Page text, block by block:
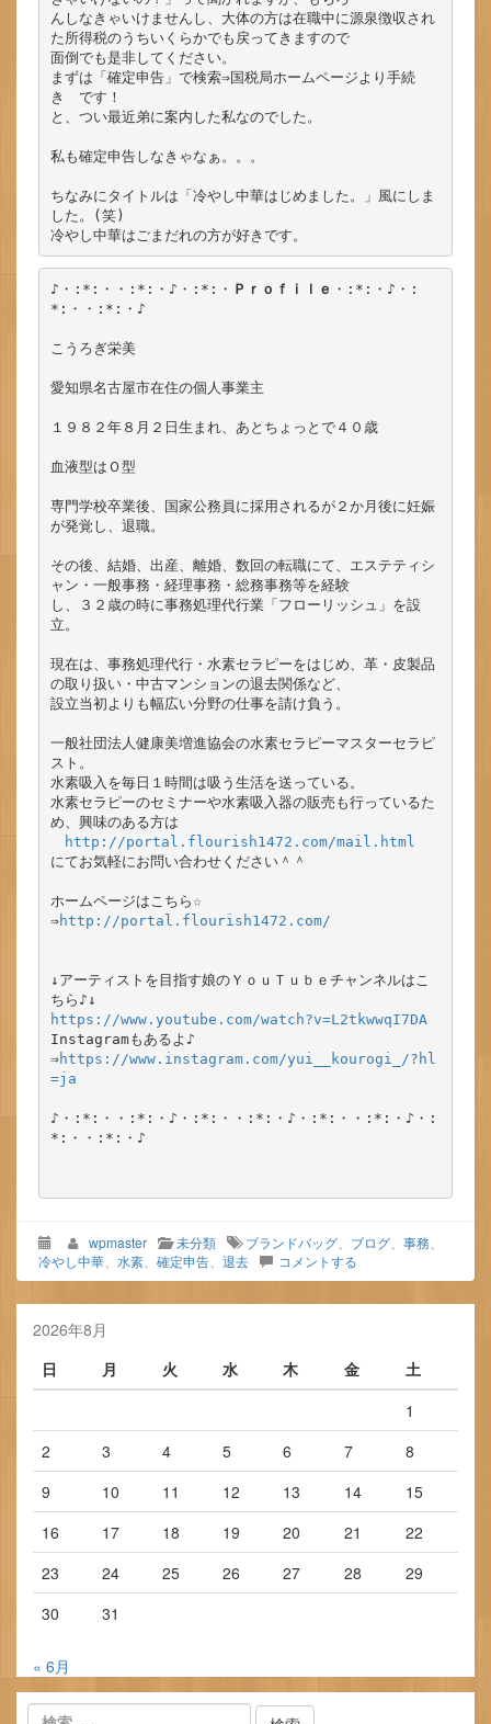
んしなきゃいけませんし、大体の方は在職中に源泉徴収され
た所得税のうちいくらかでも戻ってきますので
面倒でも是非してください。
まずは「確定申告」で検索⇒国税局ホームページより手続
き　です！
と、つい最近弟に案内した私なのでした。
私も確定申告しなきゃなぁ。。。
ちなみにタイトルは「冷やし中華はじめました。」風にしま
した。(笑)
冷やし中華はごまだれの方が好きです。
♪・:*:・・:*:・♪・:*:・ Ｐｒｏｆｉｌｅ ・:*:・♪・:
*:・・:*:・♪
こうろぎ栄美
愛知県名古屋市在住の個人事業主
１９８２年８月２日生まれ、あとちょっとで４０歳
血液型はＯ型
専門学校卒業後、国家公務員に採用されるが２か月後に妊娠
が発覚し、退職。
その後、結婚、出産、離婚、数回の転職にて、エステティシ
ャン・一般事務・経理事務・総務事務等を経験
し、３２歳の時に事務処理代行業「フローリッシュ」を設
立。
現在は、事務処理代行・水素セラピーをはじめ、革・皮製品
の取り扱い・中古マンションの退去関係など、
設立当初よりも幅広い分野の仕事を請け負う。
一般社団法人健康美増進協会の水素セラピーマスターセラピ
スト。
水素吸入を毎日１時間は吸う生活を送っている。
水素セラピーのセミナーや水素吸入器の販売も行っているた
め、興味のある方は
http://portal.flourish1472.com/mail.html
にてお気軽にお問い合わせください＾＾
ホームページはこちら☆
⇒http://portal.flourish1472.com/
↓アーティストを目指す娘のＹｏｕＴｕｂｅチャンネルはこ
https://www.youtube.com/watch?v=L2tkwwqI7DA
Instagramもあるよ♪
⇒https://www.instagram.com/yui__kourogi_/?hl
=ja
♪・:*:・・:*:・♪・:*:・・:*:・♪・:*:・・:*:・♪・:
*:・・:*:・♪
wpmaster 未分類 ブランドバッグ ブログ 事務
冷やし中華
水素 確定申告 退去 コメントする
2026年8月
日
月 火 水 木 金
土
1
2
3 4 5 6 7
8
9
10 11 12 13 14
15
16
17 18 19 20 21
22
23
24 25 26 27 28
29
30
31
« 6月